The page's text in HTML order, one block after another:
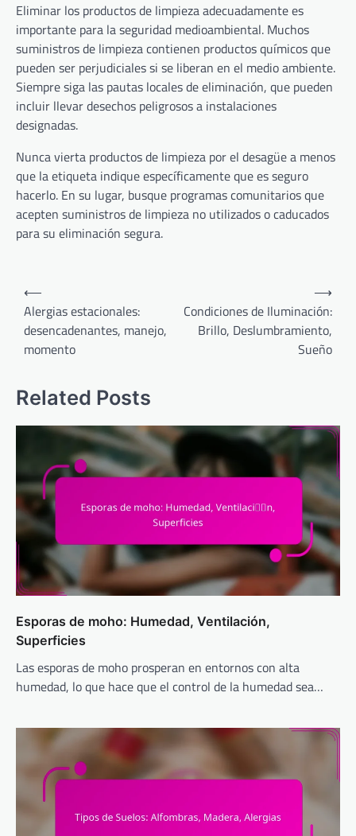
Eliminar los productos de limpieza adecuadamente es
importante para la seguridad medioambiental. Muchos
suministros de limpieza contienen productos químicos que
pueden ser perjudiciales si se liberan en el medio ambiente.
Siempre siga las pautas locales de eliminación, que pueden
incluir llevar desechos peligrosos a instalaciones
designadas.
Nunca vierta productos de limpieza por el desagüe a menos
que la etiqueta indique específicamente que es seguro
hacerlo. En su lugar, busque programas comunitarios que
acepten suministros de limpieza no utilizados o caducados
para su eliminación segura.
Post
navigation
⟵
Alergias estacionales:
desencadenantes, manejo,
momento
Condiciones de Iluminación:
Brillo, Deslumbramiento,
Sueño
⟶
Related Posts
Esporas de moho: Humedad, Ventilación,
Superficies
Las esporas de moho prosperan en entornos con alta
humedad, lo que hace que el control de la humedad sea…